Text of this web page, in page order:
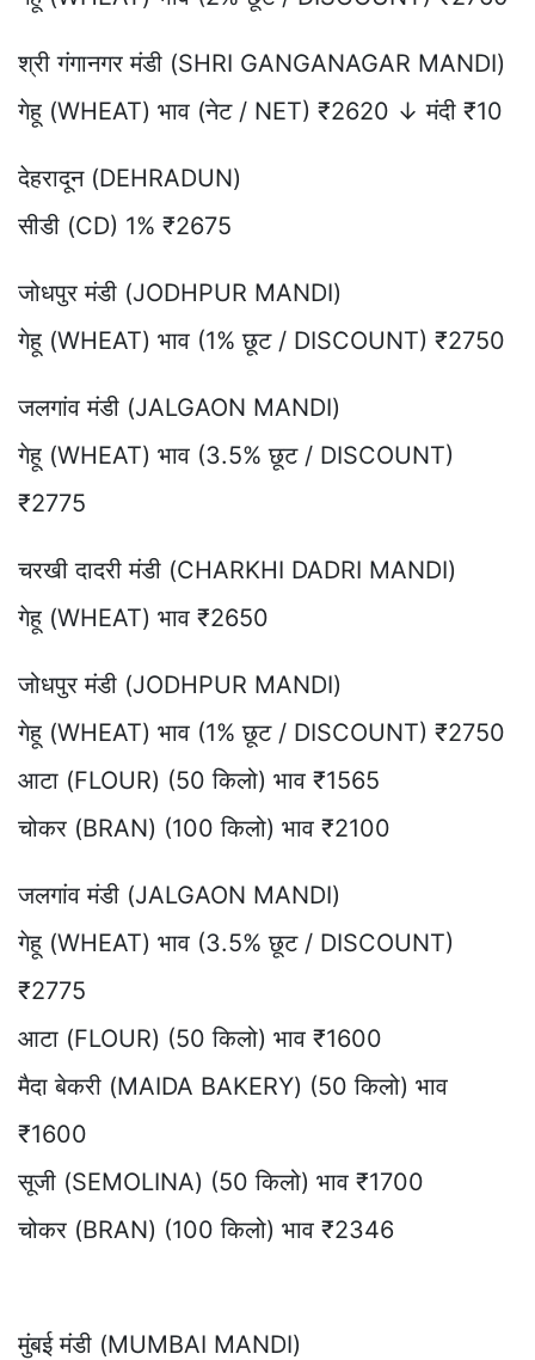
श्री गंगानगर मंडी (SHRI GANGANAGAR MANDI)
गेहू (WHEAT) भाव (नेट / NET) ₹2620 ↓ मंदी ₹10
देहरादून (DEHRADUN)
सीडी (CD) 1% ₹2675
जोधपुर मंडी (JODHPUR MANDI)
गेहू (WHEAT) भाव (1% छूट / DISCOUNT) ₹2750
जलगांव मंडी (JALGAON MANDI)
गेहू (WHEAT) भाव (3.5% छूट / DISCOUNT)
₹2775
चरखी दादरी मंडी (CHARKHI DADRI MANDI)
गेहू (WHEAT) भाव ₹2650
जोधपुर मंडी (JODHPUR MANDI)
गेहू (WHEAT) भाव (1% छूट / DISCOUNT) ₹2750
आटा (FLOUR) (50 किलो) भाव ₹1565
चोकर (BRAN) (100 किलो) भाव ₹2100
जलगांव मंडी (JALGAON MANDI)
गेहू (WHEAT) भाव (3.5% छूट / DISCOUNT)
₹2775
आटा (FLOUR) (50 किलो) भाव ₹1600
मैदा बेकरी (MAIDA BAKERY) (50 किलो) भाव
₹1600
सूजी (SEMOLINA) (50 किलो) भाव ₹1700
चोकर (BRAN) (100 किलो) भाव ₹2346
मुंबई मंडी (MUMBAI MANDI)